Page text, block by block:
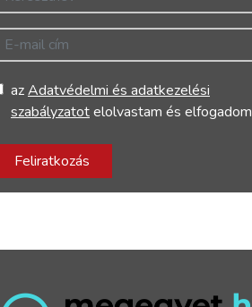
E-mail cím
azAdatvédelmi és adatkezelési
szabályzatotelolvastam és elfogadom
Feliratkozás